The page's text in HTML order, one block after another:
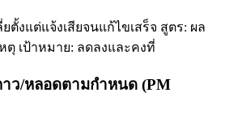
ตั้งแต่แจ้งเสียจนแก้ไขเสร็จ สูตร: ผล
ตุ เป้าหมาย: ลดลงและคงที่
ว/หลอดตามกำหนด (PM